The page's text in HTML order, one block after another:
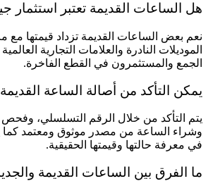
هل الساعات القديمة تعتبر استثمار
نعم بعض الساعات القديمة تزداد قيمتها
الموديلات النادرة والعلامات التجارية
الجمع والمستثمرون في القطع الفاخرة.
يمكن التأكد من أصالة الساعة
يتم التأكد من خلال الرقم التسلسلي، وفحص
وشراء الساعة من مصدر موثوق ومعتمد كما
في معرفة حالتها وقيمتها الحقيقية.
ما الفرق بين الساعات القديمة